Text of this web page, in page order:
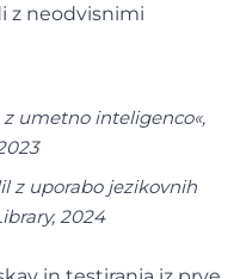
z neodvisnimi
umetno inteligenco«,
z uporabo jezikovnih
2024